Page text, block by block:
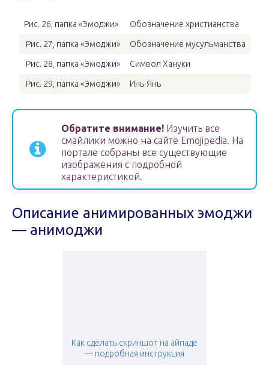
Рис. 26, папка «Эмоджи» Обозначение христианства
Рис. 27, папка «Эмоджи» Обозначение мусульманства
Рис. 28, папка «Эмоджи» Символ Хануки
Рис. 29, папка «Эмоджи» Инь-Янь
Обратите внимание! Изучить все
смайлики можно на сайте Emojipedia. На
портале собраны все существующие
изображения с подробной
характеристикой.
Описание анимированных эмоджи
— анимоджи
Как сделать скриншот на айпаде
— подробная инструкция